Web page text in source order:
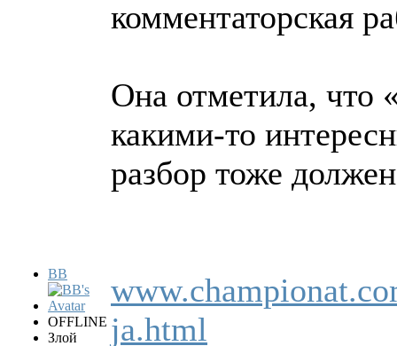
BB
OFFLINE
Злой
комментаторская
Она отметила, что
какими-то
разбор тоже
ja.html